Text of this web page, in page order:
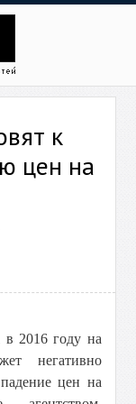
к
цен на
в 2016 году на
негативно
цен на